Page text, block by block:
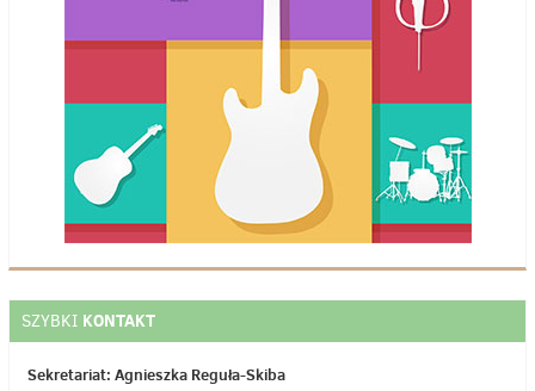
SZYBKI KONTAKT
Sekretariat: Agnieszka Reguła-Skiba